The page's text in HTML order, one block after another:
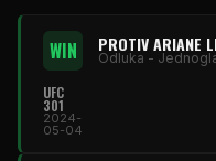
WIN PROTIV ARIANE
Odluka -
UFC
301
2024-
05-04